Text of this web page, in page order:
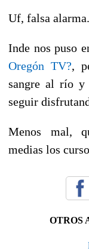
Uf, falsa alarma.
Inde nos puso
Oregón TV?,
sangre al río y
seguir
Menos mal,
medias los
OTROS